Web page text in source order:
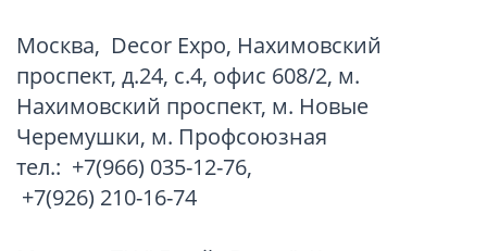
Москва, Decor Expo, Нахимовский
проспект, д.24, с.4, офис 608/2, м.
Нахимовский проспект, м. Новые
Черемушки, м. Профсоюзная
тел.: +7(966) 035-12-76,
+7(926) 210-16-74